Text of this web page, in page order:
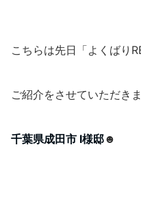
こちらは先日「よくばり
ご紹介をさせていただき
千葉県成田市 I様邸☻